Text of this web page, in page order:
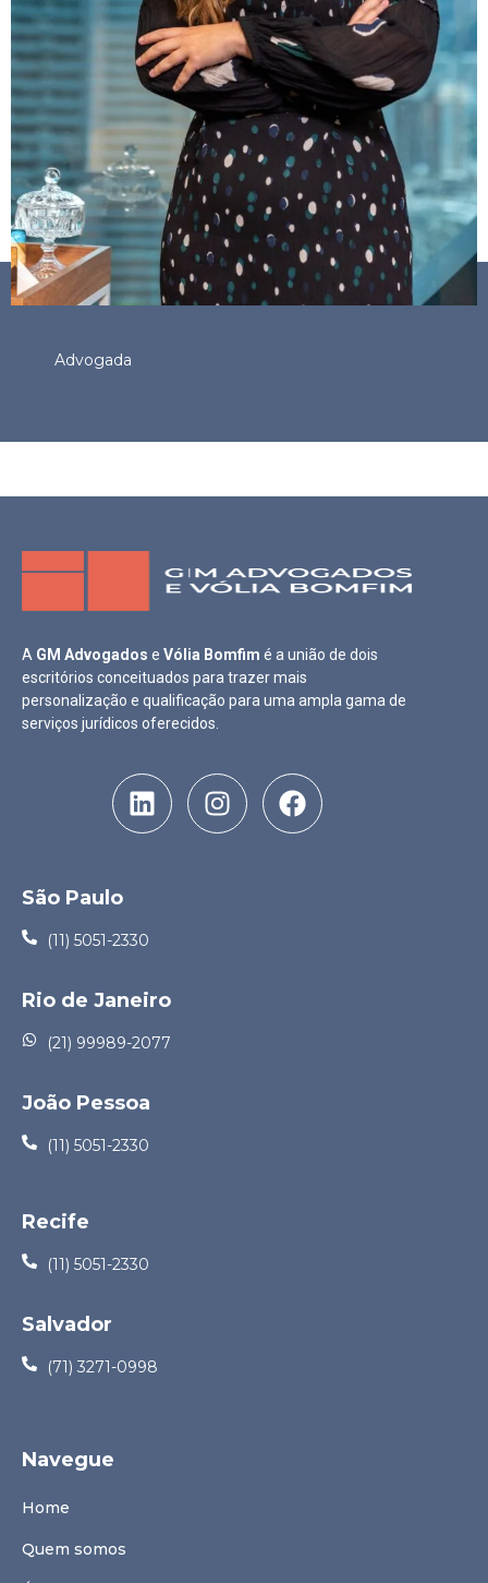
Advogada
A GM Advogados e Vólia Bomfim é a união de dois
escritórios conceituados para trazer mais
personalização e qualificação para uma ampla gama de
serviços jurídicos oferecidos.
São Paulo
(11) 5051-2330
Rio de Janeiro
(21) 99989-2077
João Pessoa
(11) 5051-2330
Recife
(11) 5051-2330
Salvador
(71) 3271-0998
Navegue
Home
Quem somos